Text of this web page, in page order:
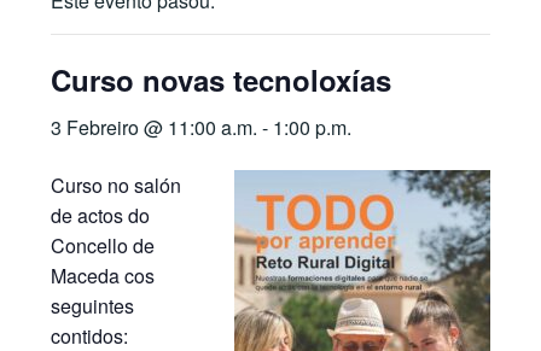
Curso novas tecnoloxías
3 Febreiro @ 11:00 a.m. - 1:00 p.m.
Curso no salón
de actos do
Concello de
Maceda cos
seguintes
contidos: